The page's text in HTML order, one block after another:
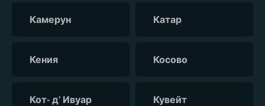
Камерун Катар
Кения Косово
Кот- д’ Ивуар Кувейт